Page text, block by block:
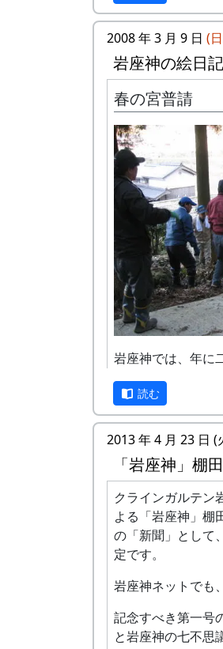
岩座神入口の道の
らで赤みを帯びた
る。
その昔、岩座神の
ろ、加古川流域の
人はみな一度この
石の名が付けられ
は、死体があまり
を切り離して運ん
染まったのだと
其の弐 仁王門のシ
2008 年 3 月 9 日 (
岩座神の絵日
春の宮普請
岩座神では、年に
霊神社の社殿や境
れていて、「宮普
る。今日が春の宮
宮普請と言いなが
番)以外は山に入
事もある。と言う
今日は、午前中は
写真は、伐り落し
いるところだ。
五霊神社の境内に
たホソバタブの大
の太い枝や幹の中
読む
2013 年 4 月 23 日 (
「岩座神」棚
クラインガルテン
よる「岩座神」棚
の「新聞」として
定です。
岩座神ネットでも
記念すべき第一号
と岩座神の七不思